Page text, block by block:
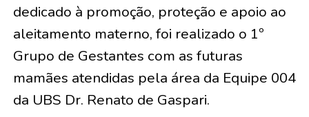
dedicado à promoção, proteção e apoio ao
aleitamento materno, foi realizado o 1º
Grupo de Gestantes com as futuras
mamães atendidas pela área da Equipe 004
da UBS Dr. Renato de Gaspari.